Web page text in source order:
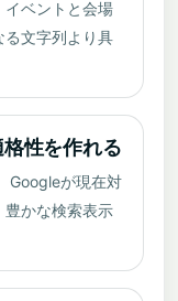
イベントと会場
る文字列より具
性を作れる
Googleが現在対
豊かな検索表示